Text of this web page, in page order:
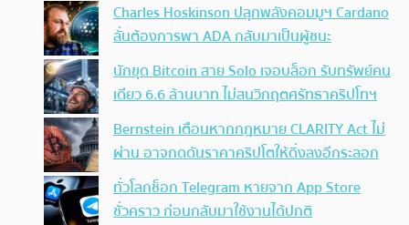
Charles Hoskinson ปลุกพลังคอมมูฯ Cardano
ลั่นต้องการพา ADA กลับมาเป็นผู้ชนะ
นักขุด Bitcoin สาย Solo เจอบล็อก รับทรัพย์คน
เดียว 6.6 ล้านบาท ไม่สนวิกฤตศรัทธาคริปโทฯ
Bernstein เตือนหากกฎหมาย CLARITY Act ไม่
ผ่าน อาจกดดันราคาคริปโตให้ดิ่งลงอีกระลอก
ทั่วโลกช็อก Telegram หายจาก App Store
ชั่วคราว ก่อนกลับมาใช้งานได้ปกติ